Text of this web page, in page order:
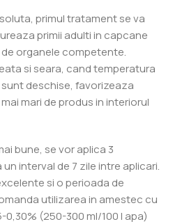
primul tratament se va
primii adulti in capcane
organele competente.
si seara, cand temperatura
deschise, favorizeaza
mari de produs in interiorul
bune, se vor aplica 3
interval de 7 zile intre aplicari.
si o perioada de
utilizarea in amestec cu
(250-300 ml/100 l apa)